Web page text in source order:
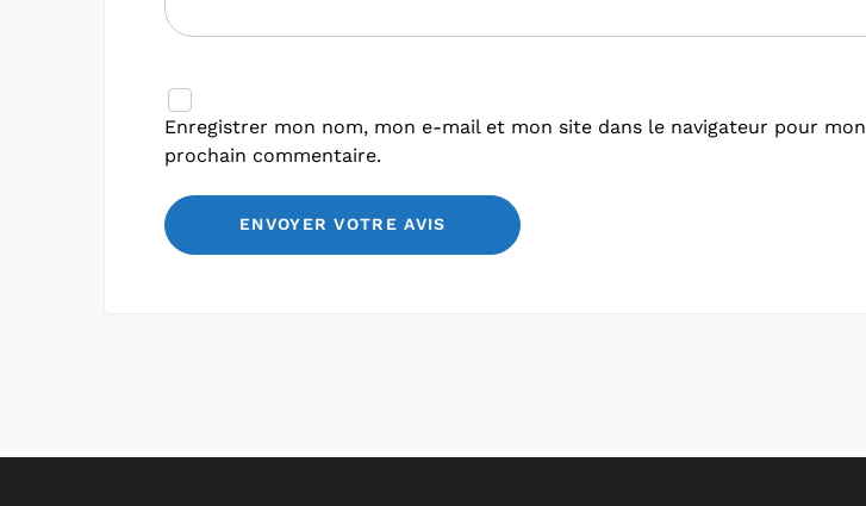
Enregistrer mon nom, mon e-mail et mon site dans le navigateur pour mon
prochain commentaire.